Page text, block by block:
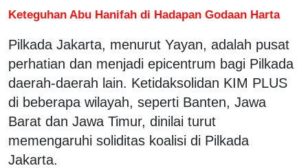
Keteguhan Abu Hanifah di Hadapan Godaan Harta
Pilkada Jakarta, menurut Yayan, adalah pusat
perhatian dan menjadi epicentrum bagi Pilkada
daerah-daerah lain. Ketidaksolidan KIM PLUS
di beberapa wilayah, seperti Banten, Jawa
Barat dan Jawa Timur, dinilai turut
memengaruhi soliditas koalisi di Pilkada
Jakarta.